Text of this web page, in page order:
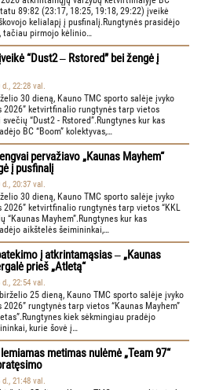
89:82 (23:17, 18:25, 19:18, 29:22) įveikė
kelialapį į pusfinalį.Rungtynės prasidėjo
tačiau pirmojo kėlinio…
“Dust2 ‒ Rstored” bei žengė į
22:28 val.
30 dieną, Kauno TMC sporto salėje įvyko
2026” ketvirtfinalio rungtynės tarp vietos
svečių “Dust2 - Rstored”.Rungtynes kur kas
BC “Boom” kolektyvas,…
pervažiavo „Kaunas Mayhem“
į pusfinalį
20:37 val.
30 dieną, Kauno TMC sporto salėje įvyko
2026” ketvirtfinalio rungtynės tarp vietos “KKL
“Kaunas Mayhem”.Rungtynes kur kas
aikštelės šeimininkai,…
į atkrintamąsias ‒ „Kaunas
prieš „Atletą“
22:54 val.
25 dieną, Kauno TMC sporto salėje įvyko
2026” rungtynės tarp vietos “Kaunas Mayhem”
kiek sėkmingiau pradėjo
kurie šovė į…
metimas nulėmė „Team 97“
21:48 val.